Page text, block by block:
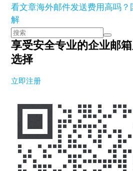
看文章海外邮件发送费用高吗
解
享受安全专业的企业邮
选择
立即注册